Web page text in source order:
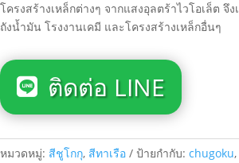
โครงสร้างเหล็กต่างๆ จากแสงอุลตร้าไวโอเล็ต จึ
ถังน้ำมัน โรงงานเคมี และโครงสร้างเหล็กอื่นๆ
ติดต่อ LINE
หมวดหมู่: สีชูโกกุ, สีทาเรือ ป้ายกำกับ: chugoku,